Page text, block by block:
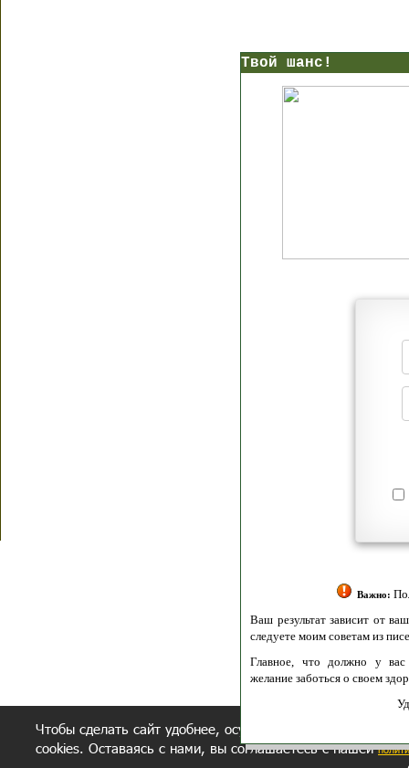
Твой шанс!
Я
Получение
Ваш результат зависит от вашей
следуете моим советам из писем и книг.
Главное, что должно у вас быть -
желание заботься о своем здоровье.
Удачи!
Чтобы сделать сайт удобнее, осуществляется обработка
cookies. Оставаясь с нами, вы соглашаетесь с нашей